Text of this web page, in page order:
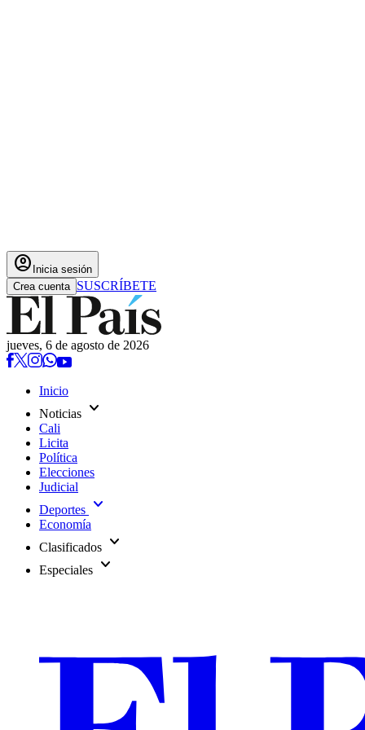
account_circle Inicia sesión
Crea cuenta SUSCRÍBETE
jueves, 6 de agosto de 2026
Inicio
Noticias expand_more
Cali
Licita
Política
Elecciones
Judicial
Deportes expand_more
Economía
Clasificados expand_more
Especiales expand_more